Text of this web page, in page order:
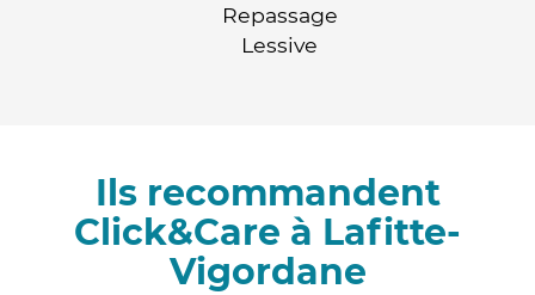
Repassage
Lessive
Ils recommandent
Click&Care à Lafitte-
Vigordane